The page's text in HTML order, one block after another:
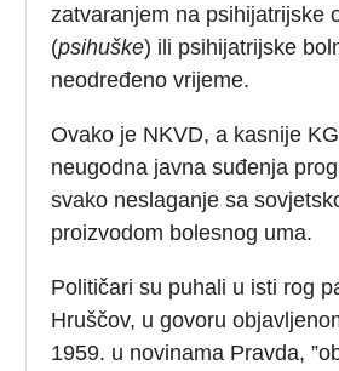
zatvaranjem na psihijatrijske
(psihuške) ili psihijatrijske
neodređeno vrijeme.
Ovako je NKVD, a kasnije
neugodna javna suđenja
svako neslaganje sa
proizvodom bolesnog uma.
Političari su puhali u isti rog
Hruščov, u govoru
1959. u novinama Pravda,